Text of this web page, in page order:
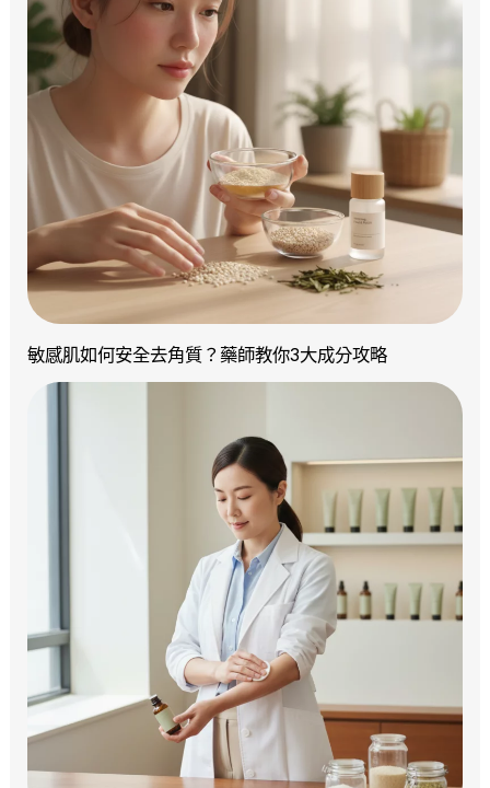
敏感肌如何安全去角質？藥師教你3大成分攻略